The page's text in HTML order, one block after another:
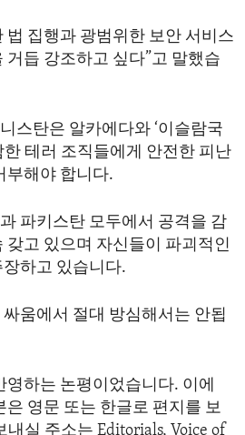
법 집행과 광범위한 보안 서비스
거듭 강조하고 싶다”고 말했습
스탄은 알카에다와 ‘이슬람국
테러 조직들에게 안전한 피난
부해야 합니다.
파키스탄 모두에서 공격을 감
갖고 있으며 자신들이 파괴적인
하고 있습니다.
움에서 절대 방심해서는 안됩
하는 논평이었습니다. 이에
은 영문 또는 한글로 편지를 보
실 주소는 Editorials, Voice of